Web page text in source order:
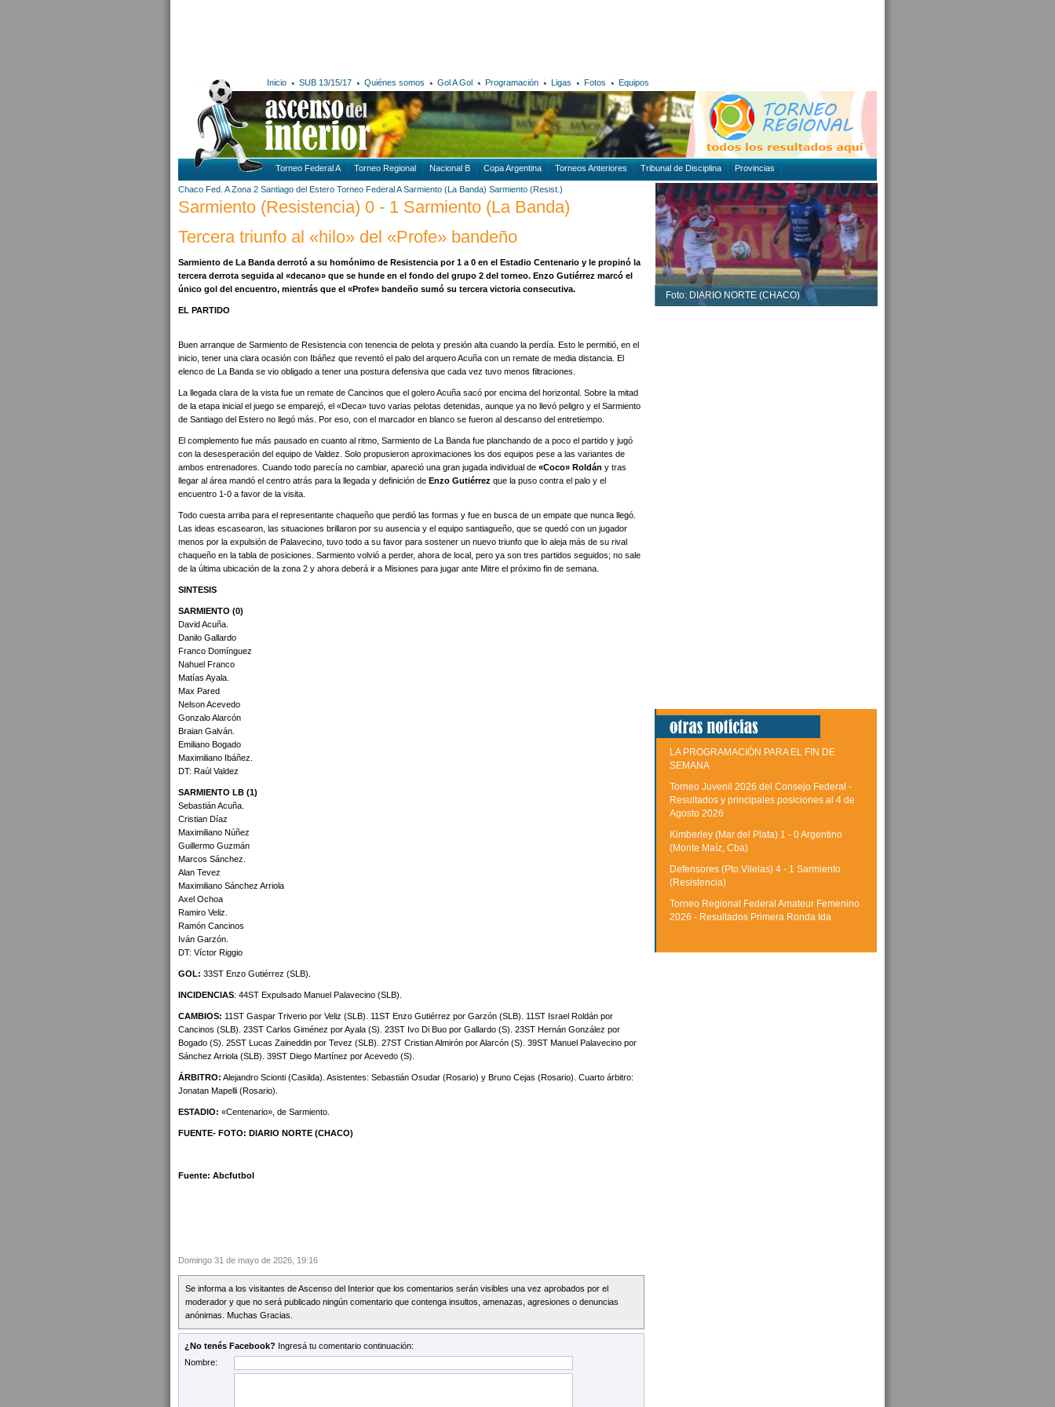
Inicio SUB 13/15/17 Quiénes somos Gol A Gol Programación Ligas Fotos Equipos
Torneo Federal A Torneo Regional Nacional B Copa Argentina Torneos Anteriores Tribunal de Disciplina Provincias
Chaco Fed. A Zona 2 Santiago del Estero Torneo Federal A Sarmiento (La Banda) Sarmiento (Resist.)
Sarmiento (Resistencia) 0 - 1 Sarmiento (La Banda)
Tercera triunfo al «hilo» del «Profe» bandeño
Sarmiento de La Banda derrotó a su homónimo de Resistencia por 1 a 0 en el Estadio Centenario y le propinó la
tercera derrota seguida al «decano» que se hunde en el fondo del grupo 2 del torneo. Enzo Gutiérrez marcó el
único gol del encuentro, mientrás que el «Profe» bandeño sumó su tercera victoria consecutiva.
EL PARTIDO
Buen arranque de Sarmiento de Resistencia con tenencia de pelota y presión alta cuando la perdía. Esto le permitió, en el
inicio, tener una clara ocasión con Ibáñez que reventó el palo del arquero Acuña con un remate de media distancia. El
elenco de La Banda se vio obligado a tener una postura defensiva que cada vez tuvo menos filtraciones.
La llegada clara de la vista fue un remate de Cancinos que el golero Acuña sacó por encima del horizontal. Sobre la mitad
de la etapa inicial el juego se emparejó, el «Deca» tuvo varias pelotas detenidas, aunque ya no llevó peligro y el Sarmiento
de Santiago del Estero no llegó más. Por eso, con el marcador en blanco se fueron al descanso del entretiempo.
El complemento fue más pausado en cuanto al ritmo, Sarmiento de La Banda fue planchando de a poco el partido y jugó
con la desesperación del equipo de Valdez. Solo propusieron aproximaciones los dos equipos pese a las variantes de
ambos entrenadores. Cuando todo parecía no cambiar, apareció una gran jugada individual de «Coco» Roldán y tras
llegar al área mandó el centro atrás para la llegada y definición de Enzo Gutiérrez que la puso contra el palo y el
encuentro 1-0 a favor de la visita.
Todo cuesta arriba para el representante chaqueño que perdió las formas y fue en busca de un empate que nunca llegó.
Las ideas escasearon, las situaciones brillaron por su ausencia y el equipo santiagueño, que se quedó con un jugador
menos por la expulsión de Palavecino, tuvo todo a su favor para sostener un nuevo triunfo que lo aleja más de su rival
chaqueño en la tabla de posiciones. Sarmiento volvió a perder, ahora de local, pero ya son tres partidos seguidos; no sale
de la última ubicación de la zona 2 y ahora deberá ir a Misiones para jugar ante Mitre el próximo fin de semana.
SINTESIS
SARMIENTO (0)
David Acuña.
Danilo Gallardo
Franco Domínguez
Nahuel Franco
Matías Ayala.
Max Pared
Nelson Acevedo
Gonzalo Alarcón
Braian Galván.
Emiliano Bogado
Maximiliano Ibáñez.
DT: Raúl Valdez
SARMIENTO LB (1)
Sebastián Acuña.
Cristian Díaz
Maximiliano Núñez
Guillermo Guzmán
Marcos Sánchez.
Alan Tevez
Maximiliano Sánchez Arriola
Axel Ochoa
Ramiro Veliz.
Ramón Cancinos
Iván Garzón.
DT: Víctor Riggio
GOL: 33ST Enzo Gutiérrez (SLB).
INCIDENCIAS: 44ST Expulsado Manuel Palavecino (SLB).
CAMBIOS: 11ST Gaspar Triverio por Veliz (SLB). 11ST Enzo Gutiérrez por Garzón (SLB). 11ST Israel Roldán por
Cancinos (SLB). 23ST Carlos Giménez por Ayala (S). 23ST Ivo Di Buo por Gallardo (S). 23ST Hernán González por
Bogado (S). 25ST Lucas Zaineddin por Tevez (SLB). 27ST Cristian Almirón por Alarcón (S). 39ST Manuel Palavecino por
Sánchez Arriola (SLB). 39ST Diego Martínez por Acevedo (S).
ÁRBITRO: Alejandro Scionti (Casilda). Asistentes: Sebastián Osudar (Rosario) y Bruno Cejas (Rosario). Cuarto árbitro:
Jonatan Mapelli (Rosario).
ESTADIO: «Centenario», de Sarmiento.
FUENTE- FOTO: DIARIO NORTE (CHACO)
Fuente: Abcfutbol
Domingo 31 de mayo de 2026, 19:16
Se informa a los visitantes de Ascenso del Interior que los comentarios serán visibles una vez aprobados por el
moderador y que no será publicado ningún comentario que contenga insultos, amenazas, agresiones o denuncias
anónimas. Muchas Gracias.
¿No tenés Facebook? Ingresá tu comentario continuación:
Nombre:
Foto: DIARIO NORTE (CHACO)
LA PROGRAMACIÓN PARA EL FIN DE
SEMANA
Torneo Juvenil 2026 del Consejo Federal -
Resultados y principales posiciones al 4 de
Agosto 2026
Kimberley (Mar del Plata) 1 - 0 Argentino
(Monte Maíz, Cba)
Defensores (Pto.Vilelas) 4 - 1 Sarmiento
(Resistencia)
Torneo Regional Federal Amateur Femenino
2026 - Resultados Primera Ronda Ida